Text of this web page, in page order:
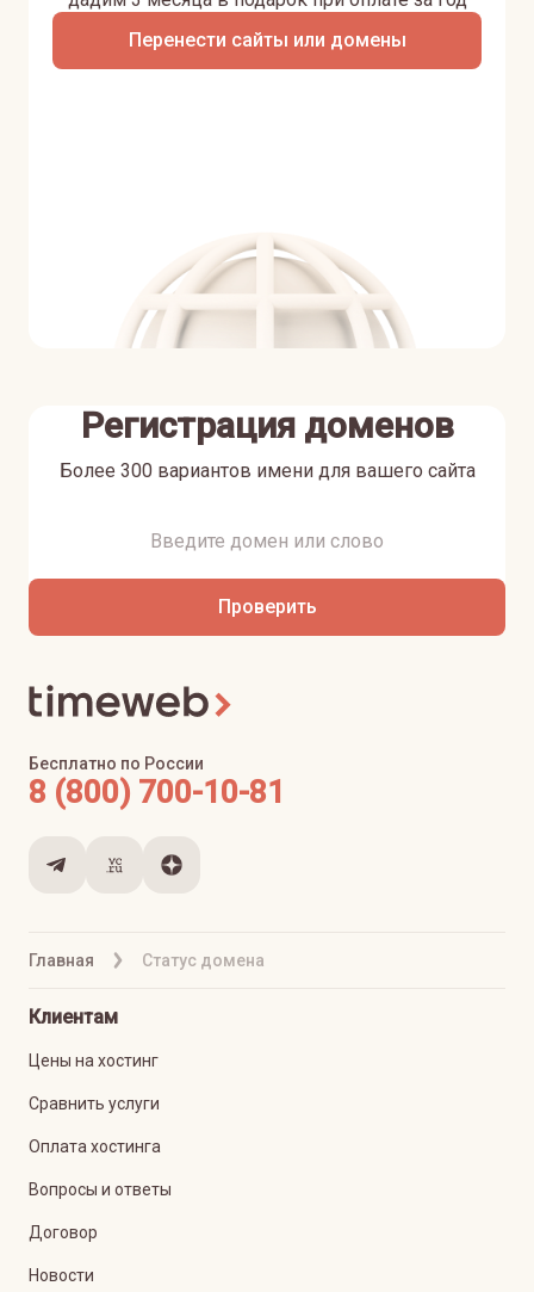
Перенести сайты или домены
Регистрация доменов
Более 300 вариантов имени для вашего сайта
Проверить
Главная Статус домена
Бесплатно по России
8 (800) 700-10-81
Клиентам
Цены на хостинг
Сравнить услуги
Оплата хостинга
Вопросы и ответы
Договор
Новости